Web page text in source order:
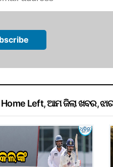
Home Left,ଆମ ଜିଲା ଖବର,